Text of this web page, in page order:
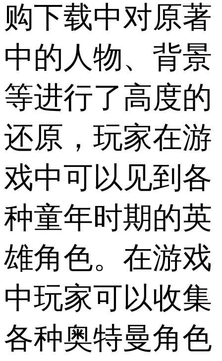
购下载中对原著
中的人物、背景
等进行了高度的
还原，玩家在游
戏中可以见到各
种童年时期的英
雄角色。在游戏
中玩家可以收集
各种奥特曼角色